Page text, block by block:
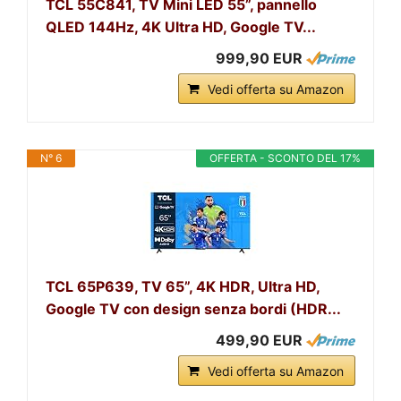
TCL 55C841, TV Mini LED 55”, pannello
QLED 144Hz, 4K Ultra HD, Google TV...
999,90 EUR
Vedi offerta su Amazon
OFFERTA - SCONTO DEL 17%
N° 6
TCL 65P639, TV 65”, 4K HDR, Ultra HD,
Google TV con design senza bordi (HDR...
499,90 EUR
Vedi offerta su Amazon